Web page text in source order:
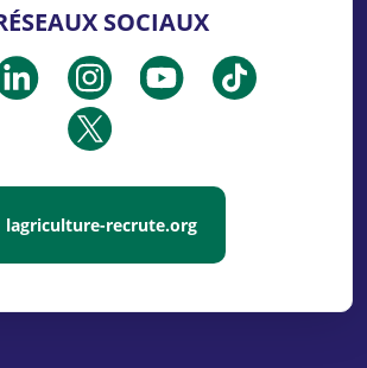
SOCIAUX
lagriculture-recrute.org